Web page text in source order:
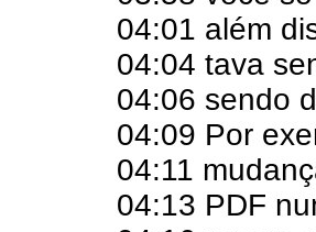
04:01 além
04:04 tava
04:06 sendo
04:09 Por
04:11
04:13 PDF